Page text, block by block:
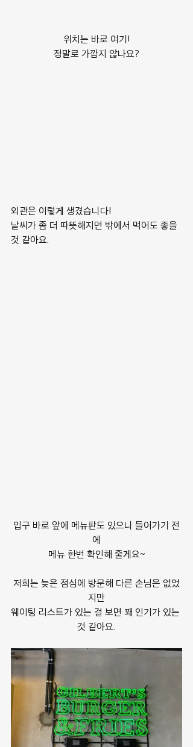
위치는 바로 여기!
정말로 가깝지 않나요?
외관은 이렇게 생겼습니다!
날씨가 좀 더 따뜻해지면 밖에서 먹어도 좋을
것 같아요.
입구 바로 앞에 메뉴판도 있으니 들어가기 전
에
메뉴 한번 확인해 줄게요~
저희는 늦은 점심에 방문해 다른 손님은 없었
지만
웨이팅 리스트가 있는 걸 보면 꽤 인기가 있는
것 같아요.